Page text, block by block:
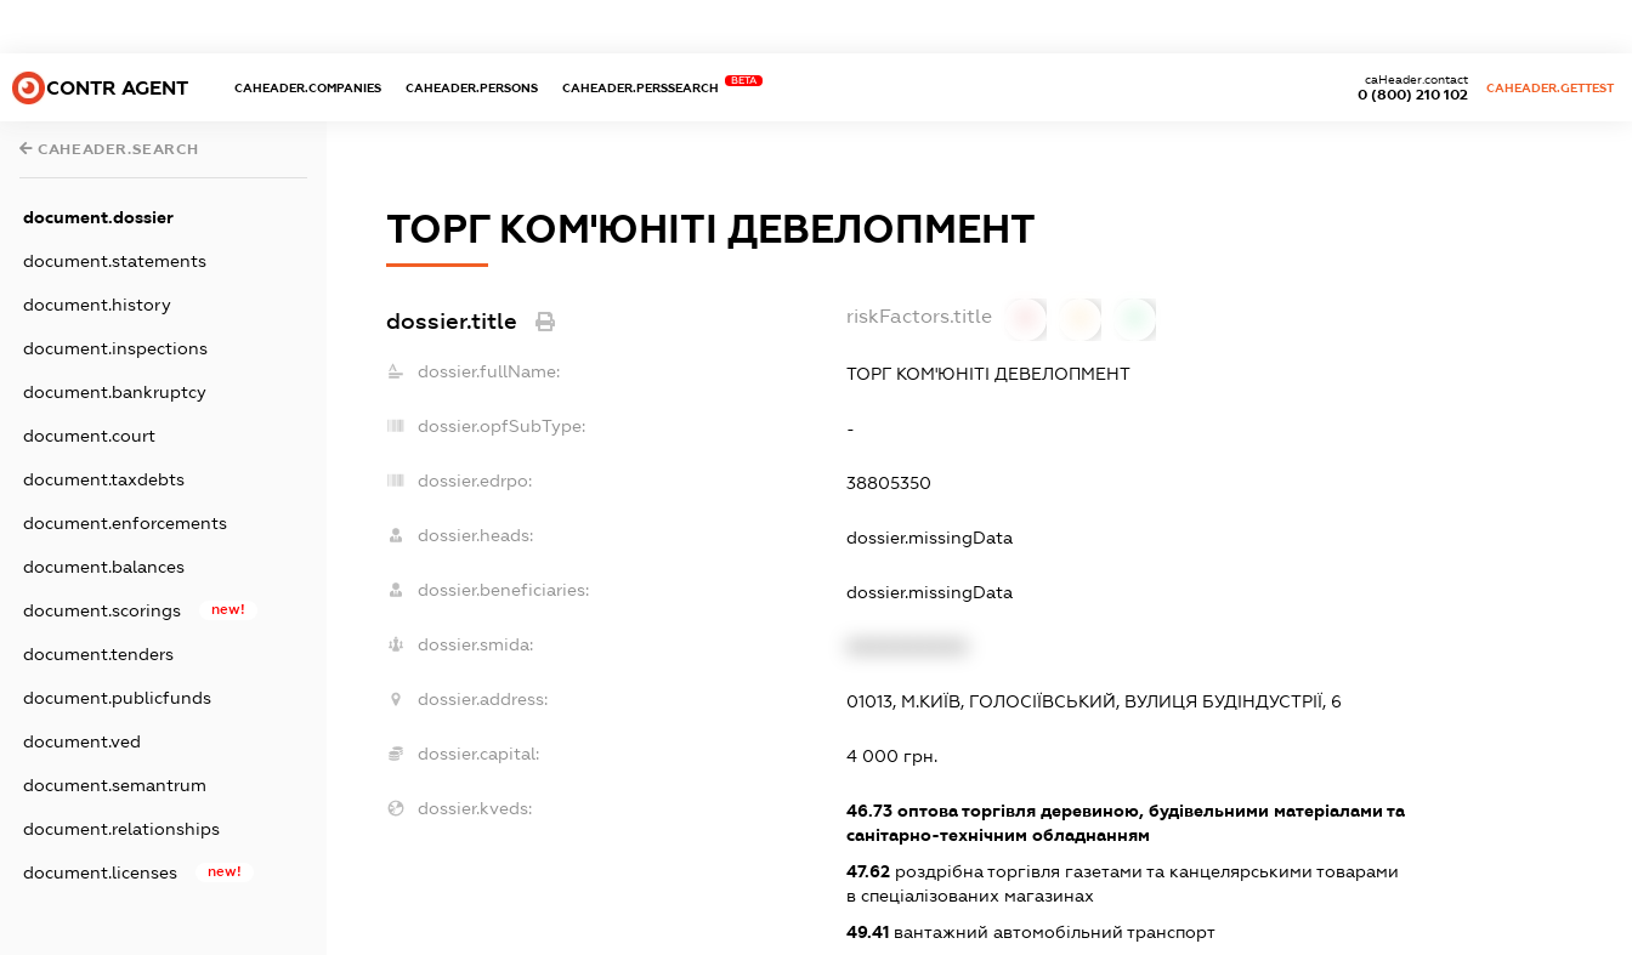
CONTR AGENT CAHEADER.COMPANIES CAHEADER.PERSONS CAHEADER.PERSSEARCH
BETA
0 (800) 210 102
caHeader.contact
CAHEADER.GETTEST
CAHEADER.SEARCH
document.dossier
document.statements
document.history
document.inspections
document.bankruptcy
document.court
document.taxdebts
document.enforcements
document.balances
document.scorings new!
document.tenders
document.publicfunds
document.ved
document.semantrum
document.relationships
document.licenses new!
ТОРГ КОМ'ЮНІТІ ДЕВЕЛОПМЕНТ
dossier.title riskFactors.title
dossier.fullName: ТОРГ КОМ'ЮНІТІ ДЕВЕЛОПМЕНТ
dossier.opfSubType: -
dossier.edrpo: 38805350
dossier.heads: dossier.missingData
dossier.beneficiaries: dossier.missingData
dossier.smida:
dossier.address: 01013, М.КИЇВ, ГОЛОСІЇВСЬКИЙ, ВУЛИЦЯ БУДІНДУСТРІЇ, 6
dossier.capital: 4 000 грн.
dossier.kveds: 46.73 оптова торгівля деревиною, будівельними матеріалами та
санітарно-технічним обладнанням
47.62 роздрібна торгівля газетами та канцелярськими товарами
в спеціалізованих магазинах
49.41 вантажний автомобільний транспорт